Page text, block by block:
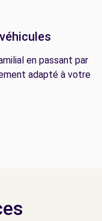
en passant par
adapté à votre